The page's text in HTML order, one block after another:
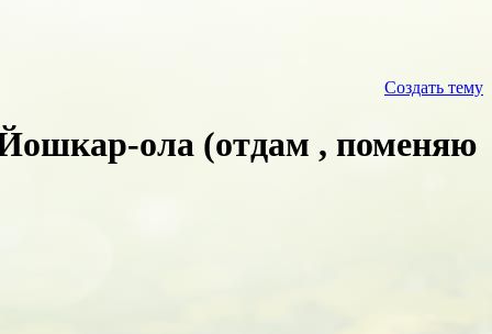
Создать тему
ола (отдам , поменяю